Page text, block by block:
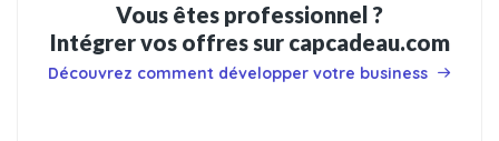
Vous êtes professionnel ?
Intégrer vos offres sur capcadeau.com
Découvrez comment développer votre business